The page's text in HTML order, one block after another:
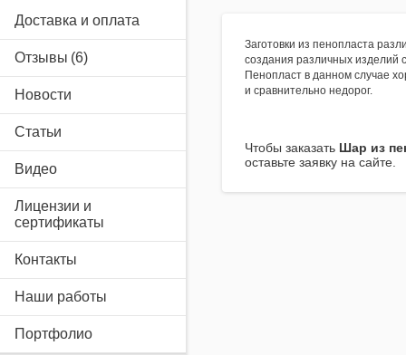
Airsystem
Доставка и оплата
Отзывы
Новости
Статьи
Видео
Лицензии и
сертификаты
Контакты
Наши работы
Портфолио
Заготовки из пенопласта
создания различных изделий
Пенопласт в данном случае
и сравнительно недорог.
Чтобы заказать Шар из
оставьте заявку на сайте.